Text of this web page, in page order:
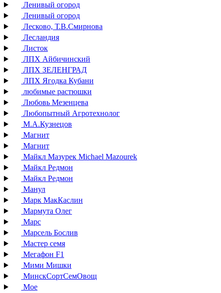
Ленивый огород
Ленивый огород
Лесково, Т.В.Смирнова
Лесландия
Листок
ЛПХ Айбичинский
ЛПХ ЗЕЛЕНГРАД
ЛПХ Ягодка Кубани
любимые растюшки
Любовь Мезенцева
Любопытный Агротехнолог
М.А.Кузнецов
Магнит
Магнит
Майкл Мазурек Michael Mazourek
Майкл Редмон
Майкл Редмон
Манул
Марк МакКаслин
Мармута Олег
Марс
Марсель Бослив
Мастер семя
Мегафон F1
Мими Мишки
МинскСортСемОвощ
Мое